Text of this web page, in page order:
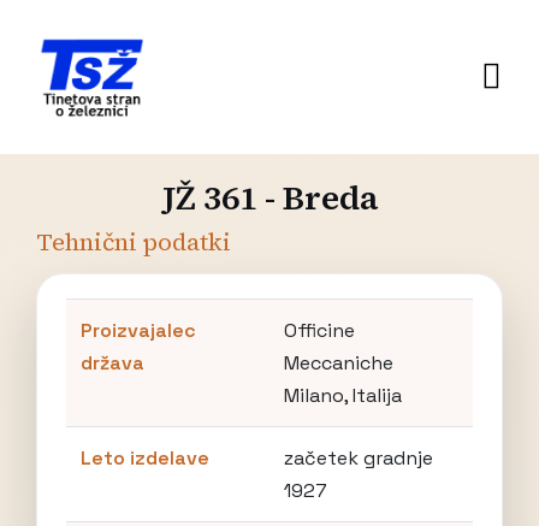
JŽ 361 - Breda
Tehnični podatki
Proizvajalec
država
Officine
Meccaniche
Milano, Italija
Leto izdelave
začetek gradnje
1927